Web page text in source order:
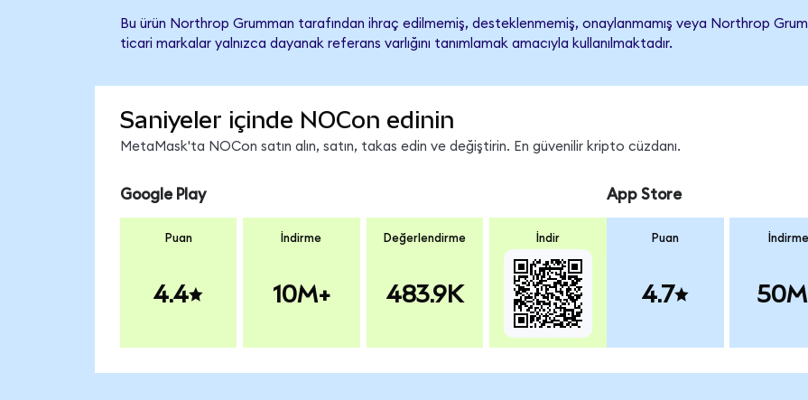
Bu ürün Northrop Grumman tarafından ihraç edilmemiş, desteklenmemiş, onaylanmamış veya Northrop
ticari markalar yalnızca dayanak referans varlığını tanımlamak amacıyla kullanılmaktadır.
Saniyeler içinde NOCon edinin
MetaMask'ta NOCon satın alın, satın, takas edin ve değiştirin. En güvenilir kripto cüzdanı.
Google Play
Puan
4.4
İndirme
10M+
Değerlendirme
483.9K
İndir
App Store
Puan
4.7
İndirme